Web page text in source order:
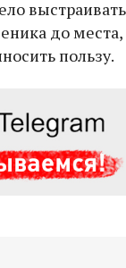
до места,
пользу.
для